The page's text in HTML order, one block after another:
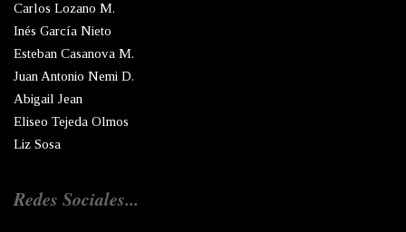
Carlos Lozano M.
Inés García Nieto
Esteban Casanova M.
Juan Antonio Nemi D.
Abigail Jean
Eliseo Tejeda Olmos
Liz Sosa
Redes Sociales...